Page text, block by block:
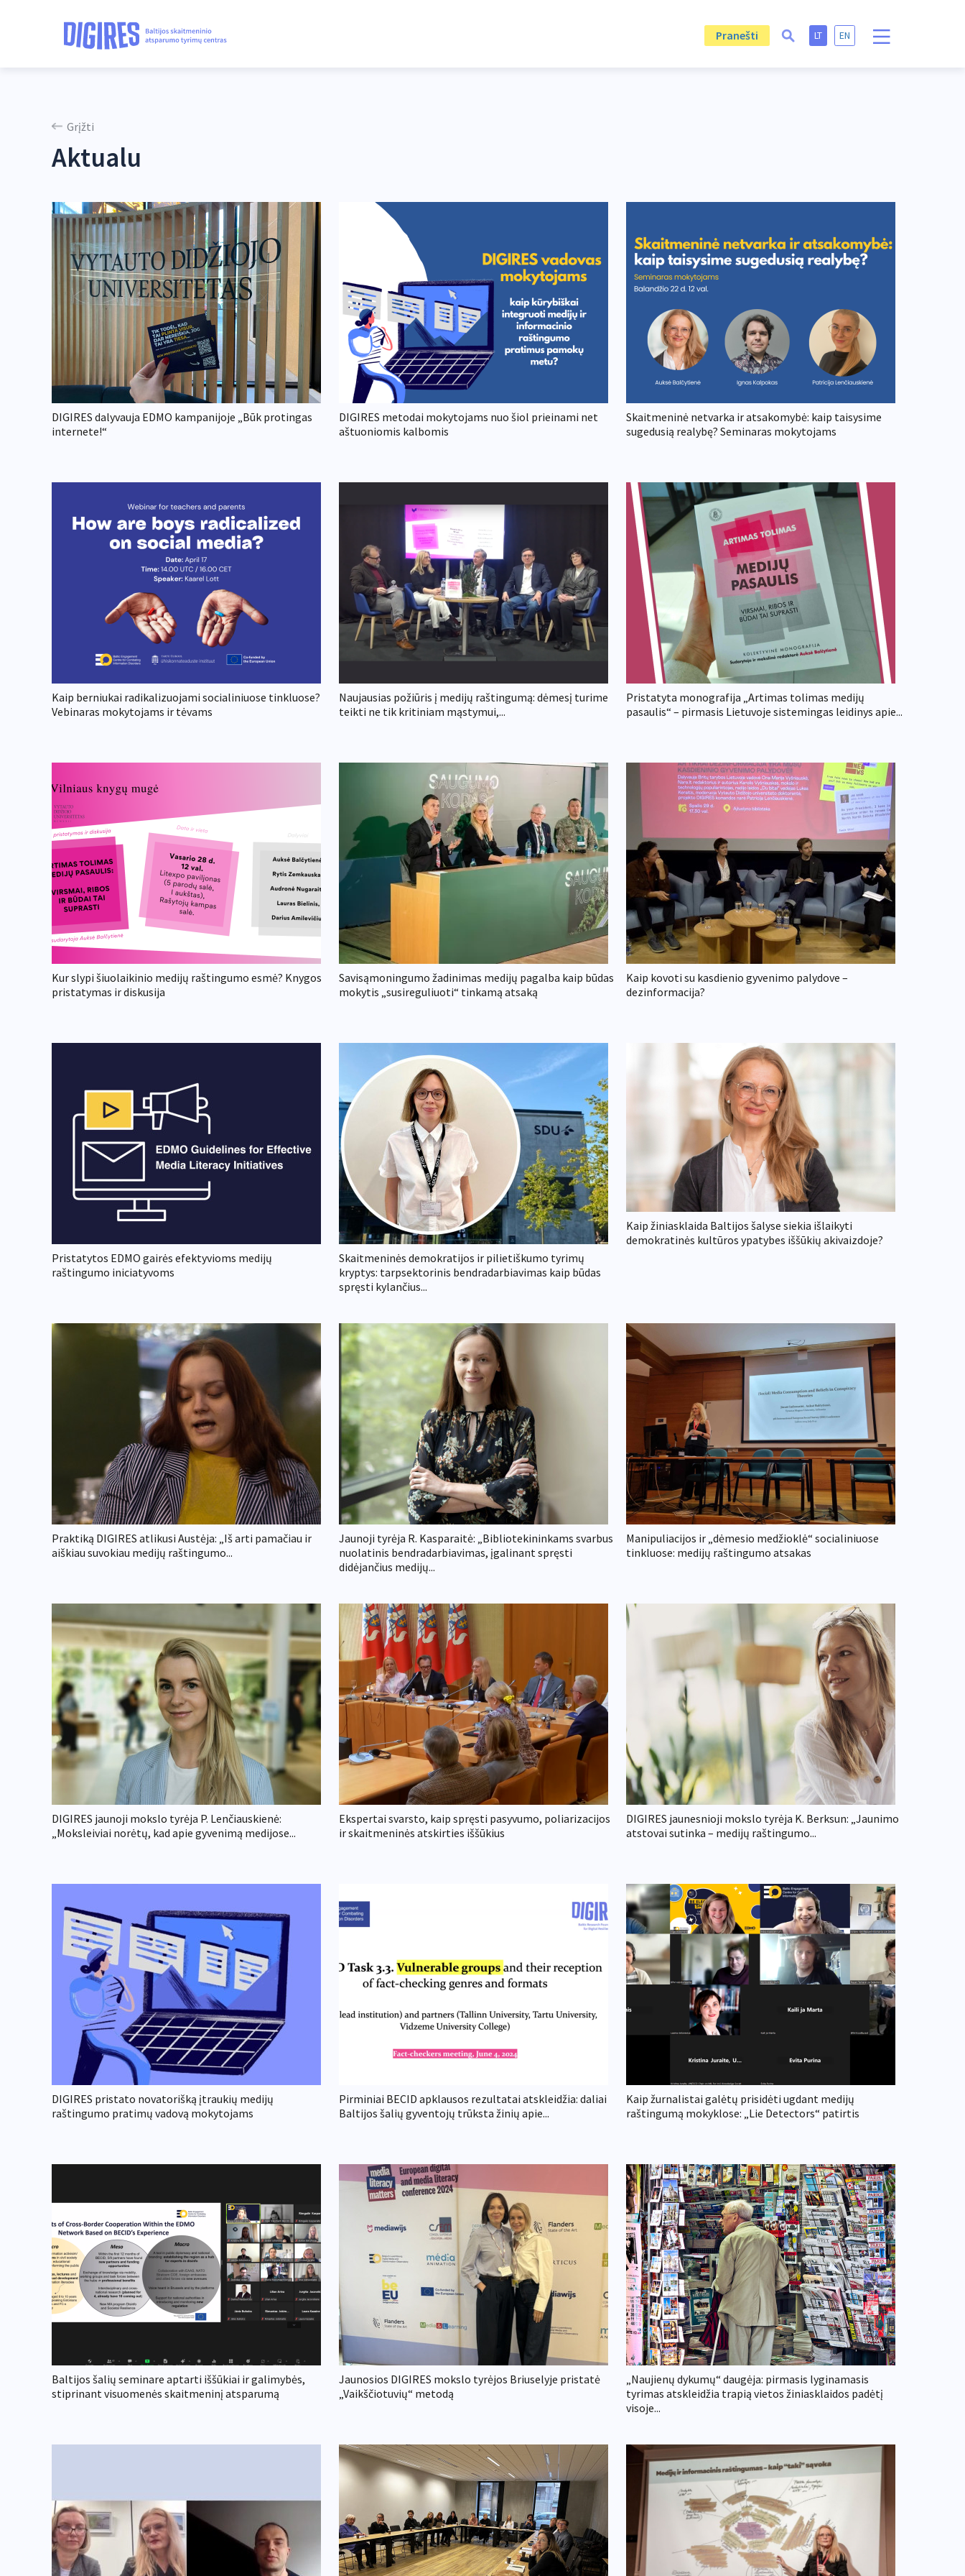
Pranešti LT EN
Grįžti
Aktualu
DIGIRES dalyvauja EDMO kampanijoje „Būk protingas
internete!“
DIGIRES metodai mokytojams nuo šiol prieinami net
aštuoniomis kalbomis
Skaitmeninė netvarka ir atsakomybė: kaip taisysime
sugedusią realybę? Seminaras mokytojams
Kaip berniukai radikalizuojami socialiniuose tinkluose?
Vebinaras mokytojams ir tėvams
Naujausias požiūris į medijų raštingumą: dėmesį turime
teikti ne tik kritiniam mąstymui,...
Pristatyta monografija „Artimas tolimas medijų
pasaulis“ – pirmasis Lietuvoje sistemingas leidinys apie...
Kur slypi šiuolaikinio medijų raštingumo esmė? Knygos
pristatymas ir diskusija
Savisąmoningumo žadinimas medijų pagalba kaip būdas
mokytis „susireguliuoti“ tinkamą atsaką
Kaip kovoti su kasdienio gyvenimo palydove –
dezinformacija?
Pristatytos EDMO gairės efektyvioms medijų
raštingumo iniciatyvoms
Skaitmeninės demokratijos ir pilietiškumo tyrimų
kryptys: tarpsektorinis bendradarbiavimas kaip būdas
spręsti kylančius...
Kaip žiniasklaida Baltijos šalyse siekia išlaikyti
demokratinės kultūros ypatybes iššūkių akivaizdoje?
Praktiką DIGIRES atlikusi Austėja: „Iš arti pamačiau ir
aiškiau suvokiau medijų raštingumo...
Jaunoji tyrėja R. Kasparaitė: „Bibliotekininkams svarbus
nuolatinis bendradarbiavimas, įgalinant spręsti
didėjančius medijų...
Manipuliacijos ir „dėmesio medžioklė“ socialiniuose
tinkluose: medijų raštingumo atsakas
DIGIRES jaunoji mokslo tyrėja P. Lenčiauskienė:
„Moksleiviai norėtų, kad apie gyvenimą medijose...
Ekspertai svarsto, kaip spręsti pasyvumo, poliarizacijos
ir skaitmeninės atskirties iššūkius
DIGIRES jaunesnioji mokslo tyrėja K. Berksun: „Jaunimo
atstovai sutinka – medijų raštingumo...
DIGIRES pristato novatorišką įtraukių medijų
raštingumo pratimų vadovą mokytojams
Pirminiai BECID apklausos rezultatai atskleidžia: daliai
Baltijos šalių gyventojų trūksta žinių apie...
Kaip žurnalistai galėtų prisidėti ugdant medijų
raštingumą mokyklose: „Lie Detectors“ patirtis
Baltijos šalių seminare aptarti iššūkiai ir galimybės,
stiprinant visuomenės skaitmeninį atsparumą
Jaunosios DIGIRES mokslo tyrėjos Briuselyje pristatė
„Vaikščiotuvių“ metodą
„Naujienų dykumų“ daugėja: pirmasis lyginamasis
tyrimas atskleidžia trapią vietos žiniasklaidos padėtį
visoje...